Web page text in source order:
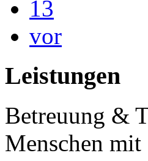
13
vor
Leistungen
Betreuung &
Menschen mit